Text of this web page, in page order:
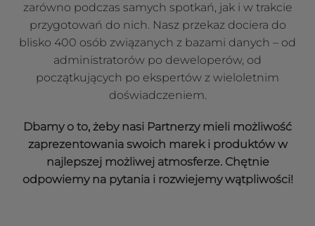
zarówno podczas samych spotkań, jak i w trakcie
przygotowań do nich. Nasz przekaz dociera do
blisko 400 osób związanych z bazami danych – od
administratorów po deweloperów, od
początkujących po ekspertów z wieloletnim
doświadczeniem.
Dbamy o to, żeby nasi Partnerzy mieli możliwość
zaprezentowania swoich marek i produktów w
najlepszej możliwej atmosferze. Chętnie
odpowiemy na pytania i rozwiejemy wątpliwości!